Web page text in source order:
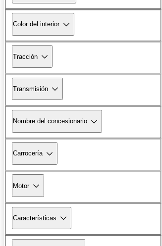
Color del interior
Tracción
Transmisión
Nombre del concesionario
Carrocería
Motor
Características